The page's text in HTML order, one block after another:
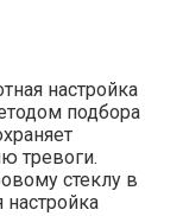
настройка
подбора
тревоги.
стеклу в